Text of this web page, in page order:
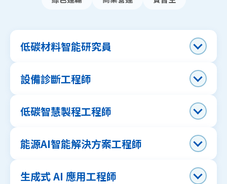
低碳材料智能研究員
設備診斷工程師
低碳智慧製程工程師
能源AI智能解決方案工程師
生成式 AI 應用工程師